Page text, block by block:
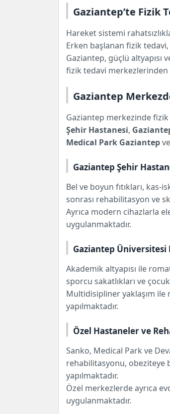
Gaziantep Merkezde
Gaziantep Şehir
Gaziantep
Özel Hastaneler ve
Gaziantep İlçelerinde
Modern Fizik Tedavi
Ameliyat Merkezi Ekibi
Sık Sorulan Sorular
Gaziantep’te Fizik
Hareket sistemi
Erken başlanan fizik tedavi,
Gaziantep, güçlü altyapısı
fizik tedavi merkezlerinden
Gaziantep
Gaziantep merkezinde
Şehir Hastanesi,
Medical Park Gaziantepve
Gaziantep Şehir
Bel ve boyun fıtıkları,
sonrası rehabilitasyon ve
Ayrıca modern cihazlarla
uygulanmaktadır.
Gaziantep Üniversitesi
Akademik altyapısı ile
sporcu sakatlıkları ve
Multidisipliner yaklaşım
yapılmaktadır.
Özel Hastaneler ve
Sanko, Medical Park ve
rehabilitasyonu, obeziteye
yapılmaktadır.
Özel merkezlerde ayrıca
uygulanmaktadır.